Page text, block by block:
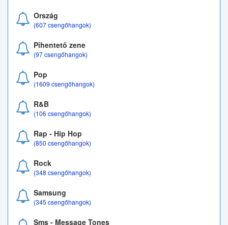
Ország
(607 csengőhangok)
Pihentető zene
(97 csengőhangok)
Pop
(1609 csengőhangok)
R&B
(106 csengőhangok)
Rap - Hip Hop
(850 csengőhangok)
Rock
(348 csengőhangok)
Samsung
(345 csengőhangok)
Sms - Message Tones